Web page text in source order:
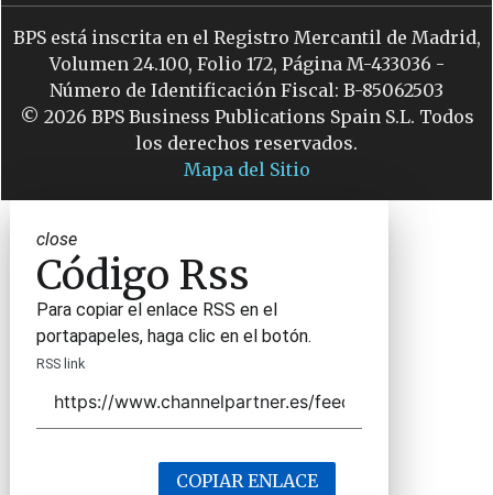
BPS está inscrita en el Registro Mercantil de Madrid,
Volumen 24.100, Folio 172, Página M-433036 -
Número de Identificación Fiscal: B-85062503
© 2026 BPS Business Publications Spain S.L. Todos
los derechos reservados.
Mapa del Sitio
close
Código Rss
Para copiar el enlace RSS en el
portapapeles, haga clic en el botón.
RSS link
COPIAR ENLACE